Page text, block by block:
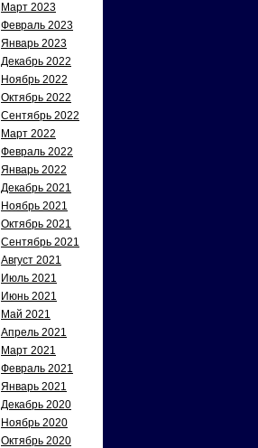
Март 2023
Февраль 2023
Январь 2023
Декабрь 2022
Ноябрь 2022
Октябрь 2022
Сентябрь 2022
Март 2022
Февраль 2022
Январь 2022
Декабрь 2021
Ноябрь 2021
Октябрь 2021
Сентябрь 2021
Август 2021
Июль 2021
Июнь 2021
Май 2021
Апрель 2021
Март 2021
Февраль 2021
Январь 2021
Декабрь 2020
Ноябрь 2020
Октябрь 2020